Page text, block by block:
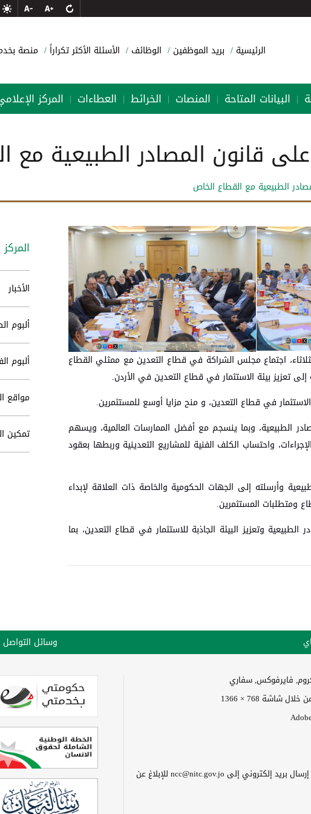
الرئيسية بريد الموظفين الوظائف الأسئلة الأكثر تكراراً منصة
| البيانات المتاحة | المنصات | الخرائط | العطاءات | المركز
قانون المصادر الطبيعية مع
الطبيعية مع القطاع الخاص
اليوم الثلاثاء، اجتماع مجلس الشراكة في قطاع التعدين مع ممثلي القطاع
إلى تعزيز بيئة الاستثمار في قطاع التعدين في الأردن.
في قطاع التعدين، و منح مزايا أوسع للمستثمرين.
الطبيعية، وبما ينسجم مع أفضل الممارسات العالمية، ويسهم
واحتساب الكلف الفنية للمشاريع التعدينية وربطها بعقود
وأرسلته إلى الجهات الحكومية والخاصة ذات العلاقة لإبداء
ومتطلبات المستثمرين.
وتعزيز البيئة الجاذبة للاستثمار في قطاع التعدين، بما
الأخبار
ألبوم
ألبوم
مواقع
تمكين
وسائل التواصل
768 × 1366
يرجى الاتصال على 065008080 أو إرسال بريد إلكتروني إلى ncc@nitc.gov.jo للإبلاغ عن